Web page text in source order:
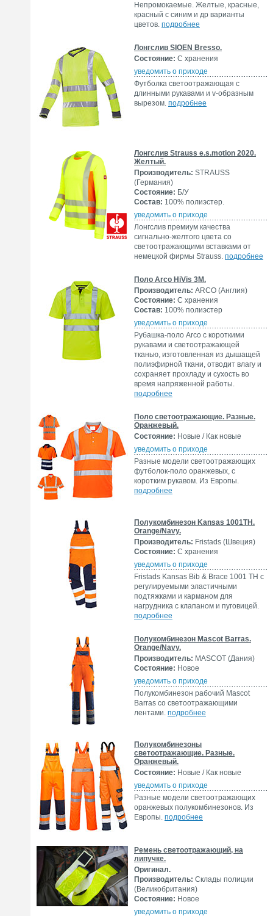
Непромокаемые. Желтые, красные,
красный с синим и др варианты
цветов. подробнее
Лонгслив SIOEN Bresso.
Состояние: С хранения
уведомить о приходе
Футболка светоотражающая с
длинными рукавами и v-образным
вырезом. подробнее
Лонгслив Strauss e.s.motion 2020.
Желтый.
Производитель: STRAUSS
(Германия)
Состояние: Б/У
Состав: 100% полиэстер.
уведомить о приходе
Лонгслив премиум качества
сигнально-желтого цвета со
светоотражающими вставками от
немецкой фирмы Strauss. подробнее
Поло Arco HiVis 3M.
Производитель: ARCO (Англия)
Состояние: С хранения
Состав: 100% полиэстер
уведомить о приходе
Рубашка-поло Arco с короткими
рукавами и светоотражающей
тканью, изготовленная из дышащей
полиэфирной ткани, отводит влагу и
сохраняет прохладу и сухость во
время напряженной работы.
подробнее
Поло светоотражающие. Разные.
Оранжевый.
Состояние: Новые / Как новые
уведомить о приходе
Разные модели светоотражающих
футболок-поло оранжевых, с
коротким рукавом. Из Европы.
подробнее
Полукомбинезон Kansas 1001TH.
Orange/Navy.
Производитель: Fristads (Швеция)
Состояние: С хранения
уведомить о приходе
Fristads Kansas Bib & Brace 1001 TH с
регулируемыми эластичными
подтяжками и карманом для
нагрудника с клапаном и пуговицей.
подробнее
Полукомбинезон Mascot Barras.
Orange/Navy.
Производитель: MASCOT (Дания)
Состояние: Новое
уведомить о приходе
Полукомбинезон рабочий Mascot
Barras со светоотражающими
лентами. подробнее
Полукомбинезоны
светоотражающие. Разные.
Оранжевый.
Состояние: Новые / Как новые
уведомить о приходе
Разные модели светоотражающих
оранжевых полукомбинезонов. Из
Европы. подробнее
Ремень светоотражающий, на
липучке.
Оригинал.
Производитель: Склады полиции
(Великобритания)
Состояние: Новое
уведомить о приходе